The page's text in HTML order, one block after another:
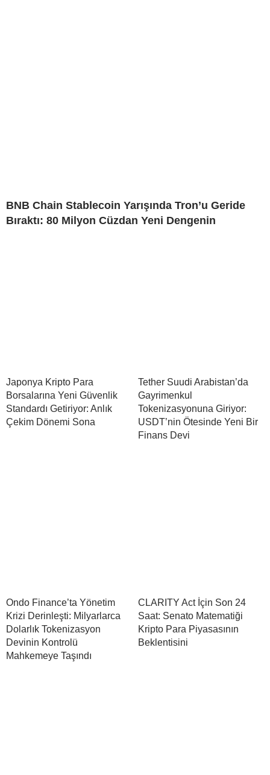
BNB Chain Stablecoin Yarışında Tron’u Geride
Bıraktı: 80 Milyon Cüzdan Yeni Dengenin
Japonya Kripto Para
Borsalarına Yeni Güvenlik
Standardı Getiriyor: Anlık
Çekim Dönemi Sona
Tether Suudi Arabistan’da
Gayrimenkul
Tokenizasyonuna Giriyor:
USDT’nin Ötesinde Yeni Bir
Finans Devi
Ondo Finance’ta Yönetim
Krizi Derinleşti: Milyarlarca
Dolarlık Tokenizasyon
Devinin Kontrolü
Mahkemeye Taşındı
CLARITY Act İçin Son 24
Saat: Senato Matematiği
Kripto Para Piyasasının
Beklentisini